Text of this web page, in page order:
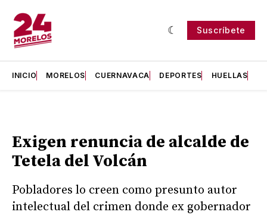
Suscríbete
INICIO MORELOS CUERNAVACA DEPORTES HUELLAS
Exigen renuncia de alcalde de
Tetela del Volcán
Pobladores lo creen como presunto autor
intelectual del crimen donde ex gobernador